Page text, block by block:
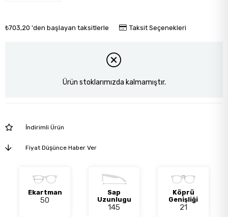
₺703,20 'den başlayan taksitlerle Taksit Seçenekleri
Ürün stoklarımızda kalmamıştır.
İndirimli Ürün
Fiyat Düşünce Haber Ver
Ekartman
50
Sap
Uzunlugu
145
Köprü
Genişliği
21